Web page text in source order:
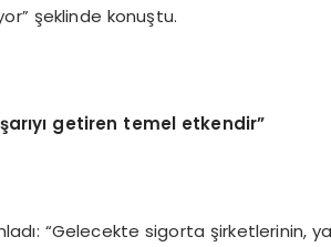
şeklinde konuştu.
şarıyı getiren temel etkendir”
“Gelecekte sigorta şirketlerinin,